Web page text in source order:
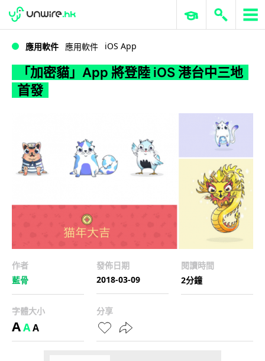
「加密貓」App 將登陸 iOS 港台中三地首發
WWDC 2026 ERP 與商業 AI
應用軟件 應用軟件 iOS App
「加密貓」App 將登陸 iOS 港台中三地
首發
作者
藍骨
發佈日期
2018-03-09
閱讀時間
2分鐘
字體大小
AAA
分享